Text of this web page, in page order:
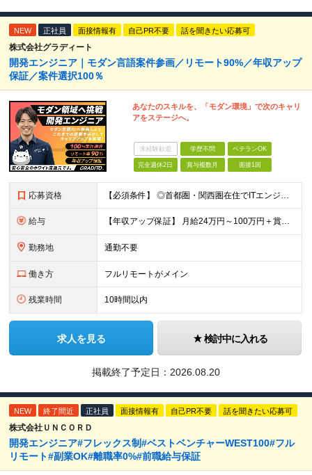
NEW 正社員 面接情報有 自己PR不要 話を聞きたい応募可
株式会社グラディート
開発エンジニア｜モダン言語案件参画／リモート90%／年収アップ
保証／案件選択100％
あなたのスキルを、「モダン環境」で次のキャリ
アをステージへ。
未経験歓迎 学歴不問 ベテランOK
完全週休2日 賞与複数月 面接1回
応募資格 【必須条件】 ◎首都圏・関西圏在住でITエンジニアとしての実務経験が3年以上ある⽅（開発・インフラいずれも歓迎） →首都圏（東京、神奈川、千葉、埼玉）、関西圏（大阪、兵庫、京都）在住のITエンジニア採
給与 【年収アップ保証】 月給24万円～100万円＋賞与（年3回）＋諸手当 ◆想定年収432万円〜1200万円(経験・スキルを考慮し決定) ※年収アップ保証付帯 ◆基本給には⽉20時間分の固定残業代(31,
勤務地 通勤不要
働き方 フルリモートがメイン
残業時間 10時間以内
求人を見る 検討中に入れる
掲載終了予定日： 2026.08.20
NEW 終了間近 正社員 面接情報有 自己PR不要 話を聞きたい応募可
株式会社ＵＮＣＯＲＤ
開発エンジニア#フレックス制#ベストベンチャーWEST100#フル
リモート#副業OK#離職率0%#前職給与保証